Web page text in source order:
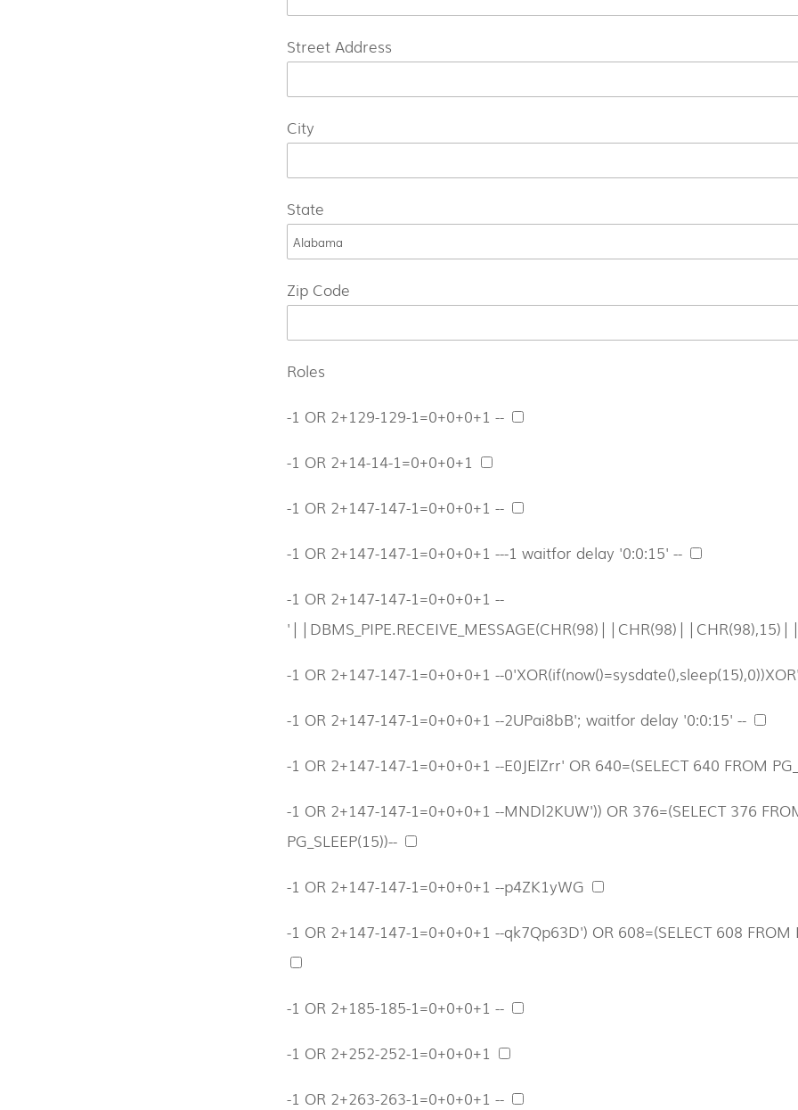
Street Address
City
State
Zip Code
Roles
-1 OR 2+129-129-1=0+0+0+1 --
-1 OR 2+14-14-1=0+0+0+1
-1 OR 2+147-147-1=0+0+0+1 --
-1 OR 2+147-147-1=0+0+0+1 ---1 waitfor delay '0:0:15' --
-1 OR 2+147-147-1=0+0+0+1 --
-1 OR 2+147-147-1=0+0+0+1 --
-1 OR 2+147-147-1=0+0+0+1 --2UPai8bB'; waitfor delay '0:0:15' --
-1 OR 2+147-147-1=0+0+0+1 --E0JElZrr' OR 640=(SELECT 640 FROM
-1 OR 2+147-147-1=0+0+0+1 --MNDl2KUW')) OR 376=(SELECT 376
PG_SLEEP(15))--
-1 OR 2+147-147-1=0+0+0+1 --p4ZK1yWG
-1 OR 2+147-147-1=0+0+0+1 --qk7Qp63D') OR 608=(SELECT 608 FROM
-1 OR 2+185-185-1=0+0+0+1 --
-1 OR 2+252-252-1=0+0+0+1
-1 OR 2+263-263-1=0+0+0+1 --